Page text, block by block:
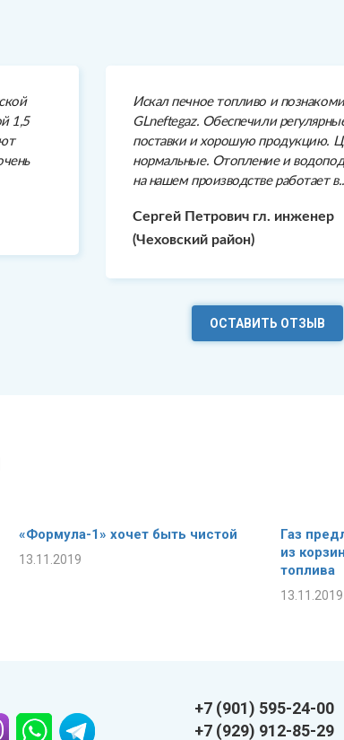
1,5
Искал печное топливо и
GLneftegaz. Обеспечили
поставки и хорошую продукцию.
нормальные. Отопление и
на нашем производстве работает
Сергей Петрович гл. инженер
(Чеховский район)
ОСТАВИТЬ ОТЗЫВ
«Формула-1» хочет быть чистой
13.11.2019
Газ
из
топлива
13.11.2019
+7 (901) 595-24-00
+7 (929) 912-85-29